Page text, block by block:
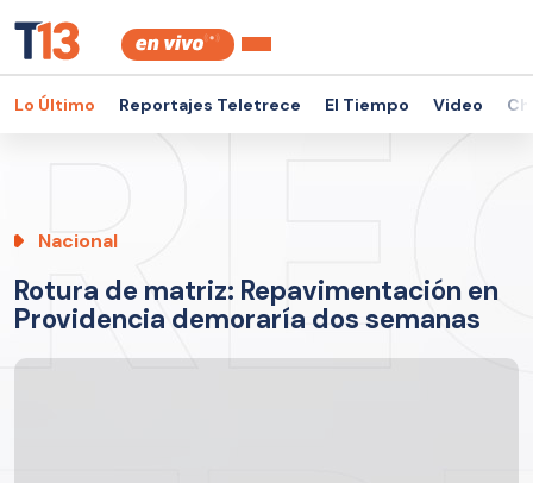
Lo Último Reportajes Teletrece El Tiempo Video
Nacional
Rotura de matriz: Repavimentación en
Providencia demoraría dos semanas